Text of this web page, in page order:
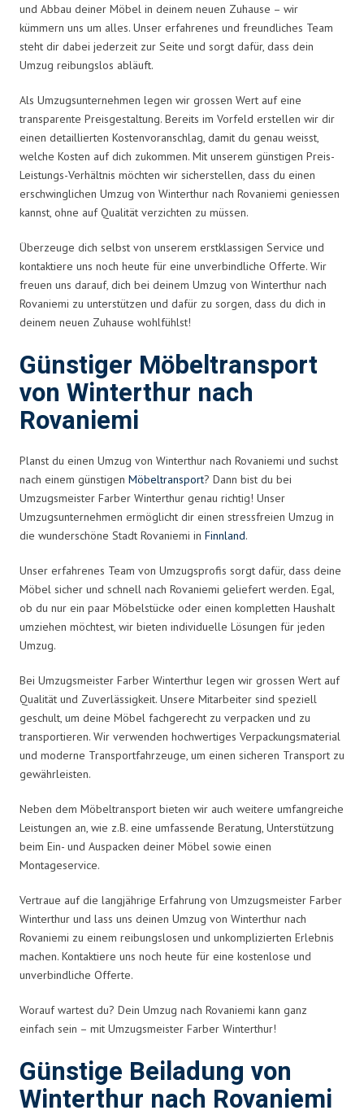
und Abbau deiner Möbel in deinem neuen Zuhause – wir
kümmern uns um alles. Unser erfahrenes und freundliches Team
steht dir dabei jederzeit zur Seite und sorgt dafür, dass dein
Umzug reibungslos abläuft.
Als Umzugsunternehmen legen wir grossen Wert auf eine
transparente Preisgestaltung. Bereits im Vorfeld erstellen wir dir
einen detaillierten Kostenvoranschlag, damit du genau weisst,
welche Kosten auf dich zukommen. Mit unserem günstigen Preis-
Leistungs-Verhältnis möchten wir sicherstellen, dass du einen
erschwinglichen Umzug von Winterthur nach Rovaniemi geniessen
kannst, ohne auf Qualität verzichten zu müssen.
Überzeuge dich selbst von unserem erstklassigen Service und
kontaktiere uns noch heute für eine unverbindliche Offerte. Wir
freuen uns darauf, dich bei deinem Umzug von Winterthur nach
Rovaniemi zu unterstützen und dafür zu sorgen, dass du dich in
deinem neuen Zuhause wohlfühlst!
Günstiger Möbeltransport
von Winterthur nach
Rovaniemi
Planst du einen Umzug von Winterthur nach Rovaniemi und suchst
nach einem günstigen Möbeltransport? Dann bist du bei
Umzugsmeister Farber Winterthur genau richtig! Unser
Umzugsunternehmen ermöglicht dir einen stressfreien Umzug in
die wunderschöne Stadt Rovaniemi in Finnland.
Unser erfahrenes Team von Umzugsprofis sorgt dafür, dass deine
Möbel sicher und schnell nach Rovaniemi geliefert werden. Egal,
ob du nur ein paar Möbelstücke oder einen kompletten Haushalt
umziehen möchtest, wir bieten individuelle Lösungen für jeden
Umzug.
Bei Umzugsmeister Farber Winterthur legen wir grossen Wert auf
Qualität und Zuverlässigkeit. Unsere Mitarbeiter sind speziell
geschult, um deine Möbel fachgerecht zu verpacken und zu
transportieren. Wir verwenden hochwertiges Verpackungsmaterial
und moderne Transportfahrzeuge, um einen sicheren Transport zu
gewährleisten.
Neben dem Möbeltransport bieten wir auch weitere umfangreiche
Leistungen an, wie z.B. eine umfassende Beratung, Unterstützung
beim Ein- und Auspacken deiner Möbel sowie einen
Montageservice.
Vertraue auf die langjährige Erfahrung von Umzugsmeister Farber
Winterthur und lass uns deinen Umzug von Winterthur nach
Rovaniemi zu einem reibungslosen und unkomplizierten Erlebnis
machen. Kontaktiere uns noch heute für eine kostenlose und
unverbindliche Offerte.
Worauf wartest du? Dein Umzug nach Rovaniemi kann ganz
einfach sein – mit Umzugsmeister Farber Winterthur!
Günstige Beiladung von
Winterthur nach Rovaniemi